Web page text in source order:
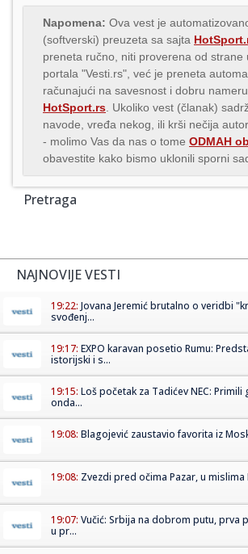
Napomena: Ova vest je
(softverski) preuzeta sa sajta
preneta ručno, niti proverena od strane
portala "Vesti.rs", već je preneta
računajući na savesnost i dobru
HotSport.rs . Ukoliko vest (članak)
navode, vređa nekog, ili krši nečija
- molimo Vas da nas o tome ODMAH
obavestite kako bismo uklonili sporni
Pretraga
NAJNOVIJE VESTI
19:22: Jovana Jeremić brutalno o veridbi
svođenj...
19:17: EXPO karavan posetio Rumu:
istorijski i s...
19:15: Loš početak za Tadićev NEC:
onda...
19:08: Blagojević zaustavio favorita iz
19:08: Zvezdi pred očima Pazar, u mislima
19:07: Vučić: Srbija na dobrom putu, prva
u pr...